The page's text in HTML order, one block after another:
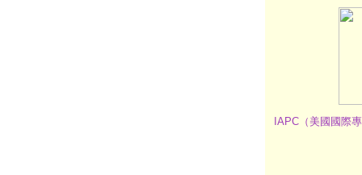
IAPC（美國國際